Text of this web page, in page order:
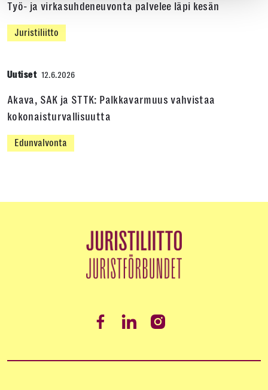
Työ- ja virkasuhdeneuvonta palvelee läpi kesän
Juristiliitto
Uutiset 12.6.2026
Akava, SAK ja STTK: Palkkavarmuus vahvistaa
kokonaisturvallisuutta
Edunvalvonta